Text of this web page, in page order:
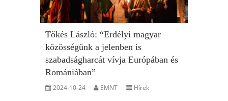
Tőkés László: “Erdélyi magyar
közösségünk a jelenben is
szabadságharcát vívja Európában és
Romániában”
2024-10-24 EMNT Hírek